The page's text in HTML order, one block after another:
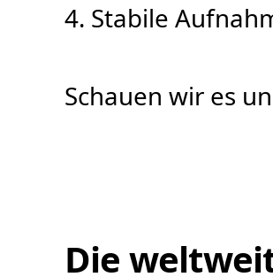
4. Stabile
Schauen wir es
Die